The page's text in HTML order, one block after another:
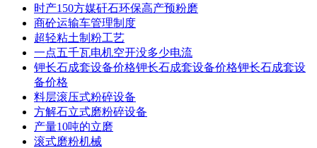
时产150方媒矸石环保高产预粉磨
商砼运输车管理制度
超轻粘土制粉工艺
一点五千瓦电机空开没多少电流
钾长石成套设备价格钾长石成套设备价格钾长石成套设
备价格
料层滚压式粉碎设备
方解石立式磨粉碎设备
产量10吨的立磨
滚式磨粉机械